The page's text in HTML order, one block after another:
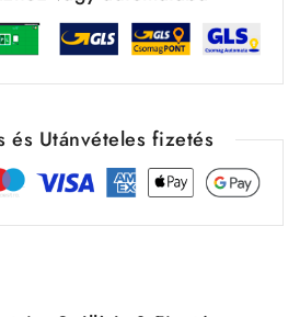
és Utánvételes fizetés